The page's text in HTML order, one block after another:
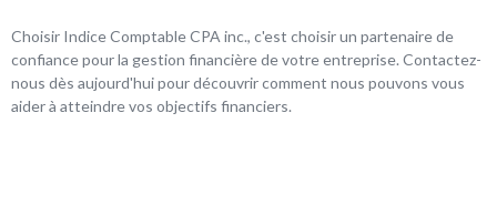
Choisir Indice Comptable CPA inc., c'est choisir un partenaire de
confiance pour la gestion financière de votre entreprise. Contactez-
nous dès aujourd'hui pour découvrir comment nous pouvons vous
aider à atteindre vos objectifs financiers.